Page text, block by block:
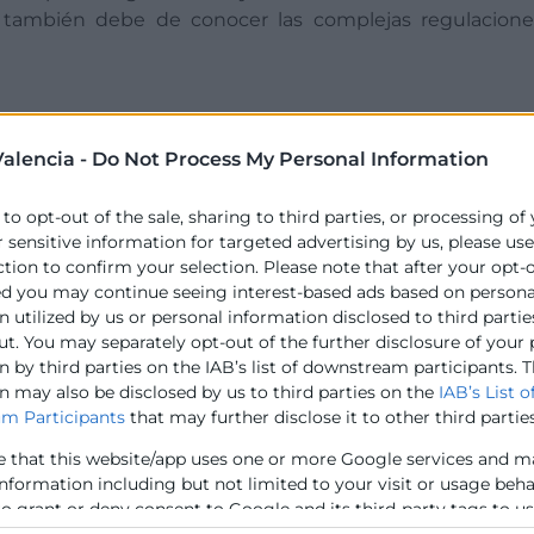
- Do Not Process My Personal Information
to opt-out of the sale, sharing to third parties, or processing of
sensitive information for targeted advertising by us, please
to confirm your selection. Please note that after your opt-
you may continue seeing interest-based ads based on
utilized by us or personal information disclosed to third
You may separately opt-out of the further disclosure of your
by third parties on the IAB’s list of downstream participants.
may also be disclosed by us to third parties on the IAB’s List
Participants that may further disclose it to other third
that this website/app uses one or more Google services and
including but not limited to your visit or usage
grant or deny consent to Google and its third-party tags to
debe de conocer las complejas
en la importación y exportación de
las oportunidades que ofrece Arabia Saudí para sus
Europeo y del Consejo, de 27 de abril de
tratamiento de datos personales y a la libre
a través de la inscripción en el presente
y cedidos a los colaboradores aquí referenciados.